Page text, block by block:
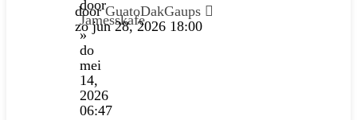
door
Jamesskafe
»
do
mei
14,
2026
06:47
doorGuatoDakGaups
zo jun 28, 2026 18:00